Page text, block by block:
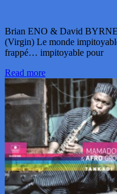
Brian ENO & David
(Virgin) Le monde
frappé… impitoyable pour
Read more